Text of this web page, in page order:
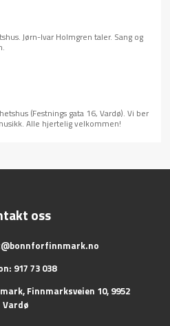
Jørn-Ivar Holmgren taler. Sang og
(Festnings gata 16, Vardø). Vi ber
Alle hjertelig velkommen!
oss
917 73 038
Finnmarksveien 10, 9952
Vardø